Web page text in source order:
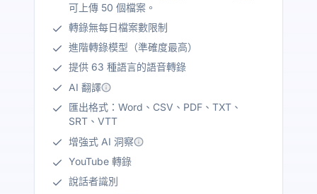
可上傳 50 個檔案。
轉錄無每日檔案數限制
進階轉錄模型（準確度最高）
提供 63 種語言的語音轉錄
AI 翻譯
匯出格式：Word、CSV、PDF、TXT、
SRT、VTT
增強式 AI 洞察
YouTube 轉錄
說話者識別